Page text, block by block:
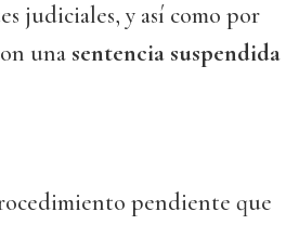
judiciales, y así como por
una sentencia suspendida
pendiente que